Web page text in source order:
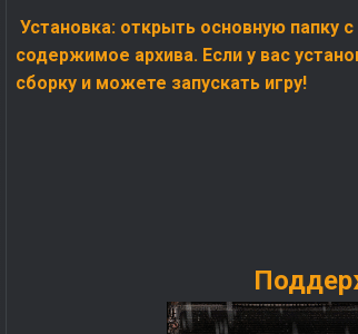
Установка: открыть основную папку
содержимое архива. Если у вас
сборку и можете запускать игру!